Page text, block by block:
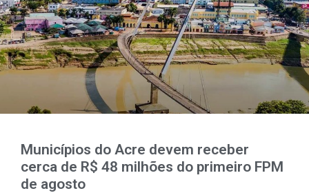
Municípios do Acre devem receber
cerca de R$ 48 milhões do primeiro FPM
de agosto